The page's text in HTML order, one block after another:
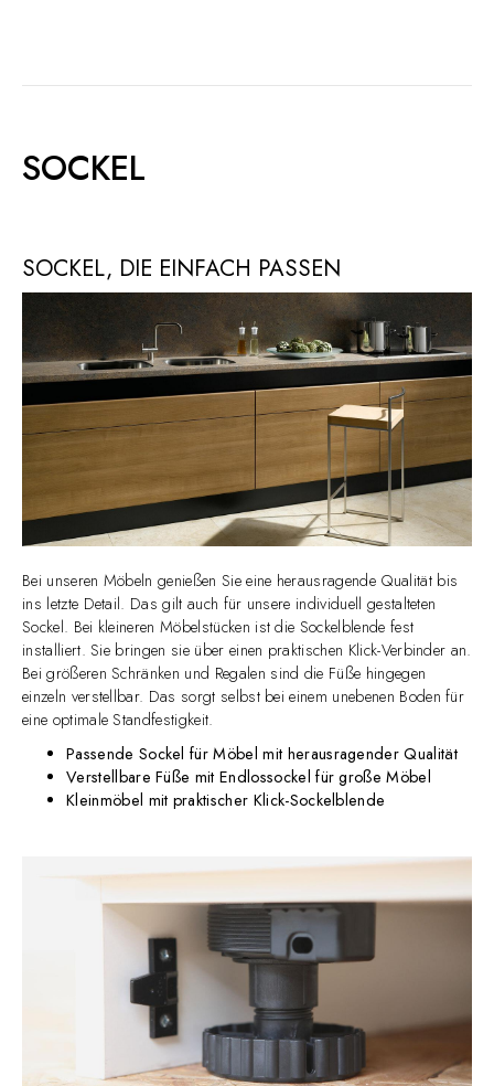
SOCKEL
SOCKEL, DIE EINFACH PASSEN
Bei unseren Möbeln genießen Sie eine herausragende Qualität bis
ins letzte Detail. Das gilt auch für unsere individuell gestalteten
Sockel. Bei kleineren Möbelstücken ist die Sockelblende fest
installiert. Sie bringen sie über einen praktischen Klick-Verbinder an.
Bei größeren Schränken und Regalen sind die Füße hingegen
einzeln verstellbar. Das sorgt selbst bei einem unebenen Boden für
eine optimale Standfestigkeit.
Passende Sockel für Möbel mit herausragender Qualität
Verstellbare Füße mit Endlossockel für große Möbel
Kleinmöbel mit praktischer Klick-Sockelblende